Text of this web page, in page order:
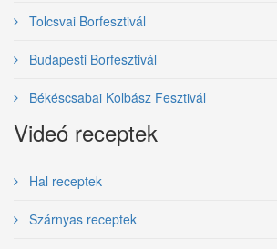
Tolcsvai Borfesztivál
Budapesti Borfesztivál
Békéscsabai Kolbász Fesztivál
Videó receptek
Hal receptek
Szárnyas receptek